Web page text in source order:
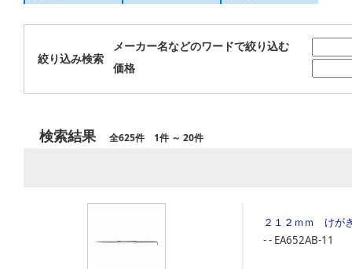
絞り込み検索
メーカー名などのワードで絞り込む
価格
検索結果 全625件 1件 ～ 20件
２１２ｍｍ けが
‐‐ EA652AB-11